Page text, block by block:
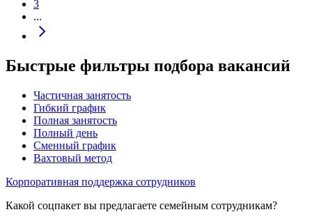
3
...
Быстрые фильтры подбора вакансий
Частичная занятость
Гибкий график
Полная занятость
Полный день
Сменный график
Вахтовый метод
Корпоративная поддержка сотрудников
Какой соцпакет вы предлагаете семейным сотрудникам?